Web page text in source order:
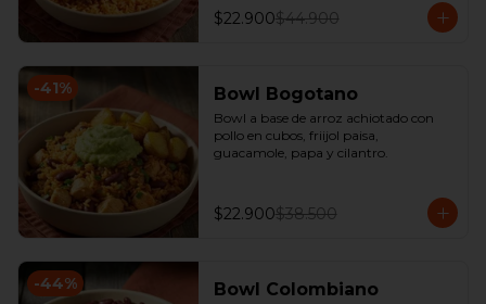
$22.900$44.900
-41% Bowl Bogotano
Bowl a base de arroz achiotado con
pollo en cubos, friijol paisa,
guacamole, papa y cilantro.
$22.900$38.500
-44% Bowl Colombiano